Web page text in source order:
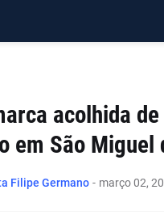
acolhida de
em São Miguel
Filipe Germano - março 02,